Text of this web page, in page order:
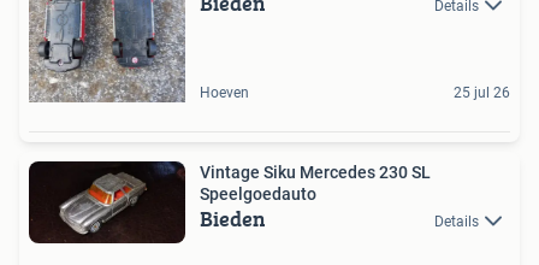
Details
Hoeven 25 jul 26
Vintage Siku Mercedes 230 SL
Speelgoedauto
Bieden Details